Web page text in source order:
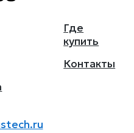
Где
купить
Контакты